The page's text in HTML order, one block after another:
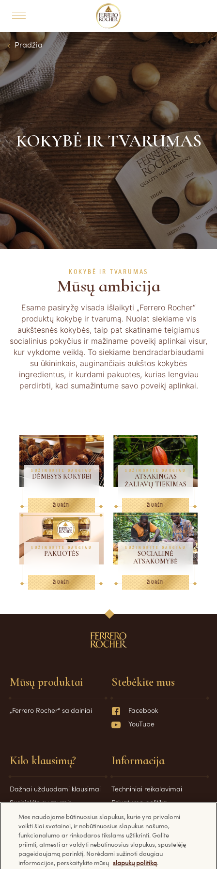
MAIN NAVIGATION
Breadcrumb
Pradžia
KOKYBĖ IR TVARUMAS
KOKYBĖ IR TVARUMAS
Mūsų ambicija
Esame pasiryžę visada išlaikyti „Ferrero Rocher“
produktų kokybę ir tvarumą. Nuolat siekiame vis
aukštesnės kokybės, taip pat skatiname teigiamus
socialinius pokyčius ir mažiname poveikį aplinkai visur,
kur vykdome veiklą. To siekiame bendradarbiaudami
su ūkininkais, auginančiais aukštos kokybės
ingredientus, ir kurdami pakuotes, kurias lengviau
perdirbti, kad sumažintume savo poveikį aplinkai.
SUŽINOKITE DAUGIAU
DĖMESYS KOKYBEI
ŽIŪRĖTI
SUŽINOKITE DAUGIAU
ATSAKINGAS
ŽALIAVŲ TIEKIMAS
ŽIŪRĖTI
SUŽINOKITE DAUGIAU
PAKUOTĖS
ŽIŪRĖTI
SUŽINOKITE DAUGIAU
SOCIALINĖ
ATSAKOMYBĖ
ŽIŪRĖTI
Mūsų produktai
„Ferrero Rocher“ saldainiai
Kilo klausimų?
Dažnai užduodami klausimai
Susisiekite su mumis
Informacija
Techniniai reikalavimai
Privatumo politika
Slapukų politika
Saugumo priemonės
Stebėkite mus
Facebook
YouTube
Mes naudojame būtinuosius slapukus, kurie yra privalomi
veikti šiai svetainei, ir nebūtinuosius slapukus našumo,
funkcionalumo ar rinkodaros tikslams užtikrinti. Galite
priimti, atmesti ar valdyti nebūtinuosius slapukus, spustelėję
pageidaujamą parinktį. Norėdami sužinoti daugiau
informacijos, perskaitykite mūsų slapukų politiką.